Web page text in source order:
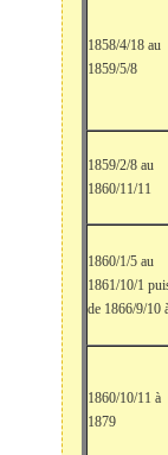
1858/4/18 au
1859/5/8
1859/2/8 au
1860/11/11
1860/1/5 au
1861/10/1
de 1866/9/10
1860/10/11 à
1879